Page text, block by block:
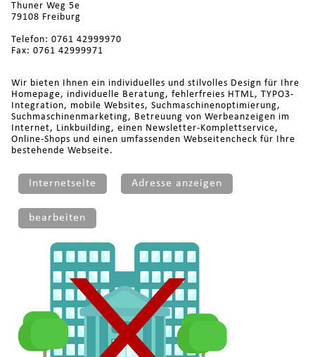
Thuner Weg 5e
79108 Freiburg
Telefon: 0761 42999970
Fax: 0761 42999971
Wir bieten Ihnen ein individuelles und stilvolles Design für Ihre
Homepage, individuelle Beratung, fehlerfreies HTML, TYPO3-
Integration, mobile Websites, Suchmaschinenoptimierung,
Suchmaschinenmarketing, Betreuung von Werbeanzeigen im
Internet, Linkbuilding, einen Newsletter-Komplettservice,
Online-Shops und einen umfassenden Webseitencheck für Ihre
bestehende Webseite.
Internetseite Adresse anzeigen
bearbeiten